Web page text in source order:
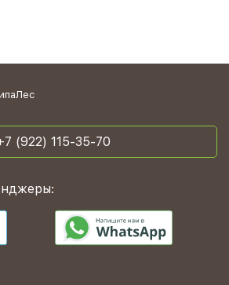
(922) 115-35-70